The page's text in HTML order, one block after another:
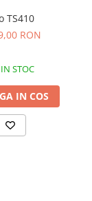
TS410
RON
IN STOC
IN COS